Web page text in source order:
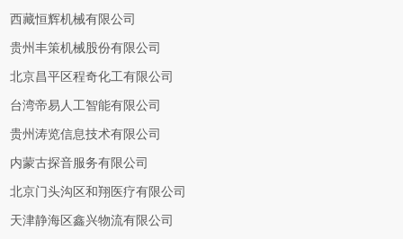
西藏恒辉机械有限公司
贵州丰策机械股份有限公司
北京昌平区程奇化工有限公司
台湾帝易人工智能有限公司
贵州涛览信息技术有限公司
内蒙古探音服务有限公司
北京门头沟区和翔医疗有限公司
天津静海区鑫兴物流有限公司